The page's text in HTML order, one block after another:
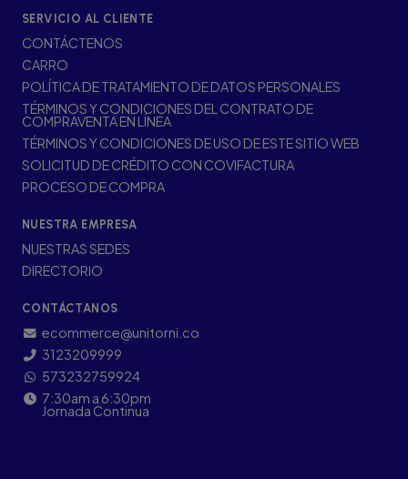
SERVICIO AL CLIENTE
CONTÁCTENOS
CARRO
POLÍTICA DE TRATAMIENTO DE DATOS PERSONALES
TÉRMINOS Y CONDICIONES DEL CONTRATO DE
COMPRAVENTA EN LÍNEA
TÉRMINOS Y CONDICIONES DE USO DE ESTE SITIO WEB
SOLICITUD DE CRÉDITO CON COVIFACTURA
PROCESO DE COMPRA
NUESTRA EMPRESA
NUESTRAS SEDES
DIRECTORIO
CONTÁCTANOS
ecommerce@unitorni.co
3123209999
573232759924
7:30am a 6:30pm
Jornada Continua